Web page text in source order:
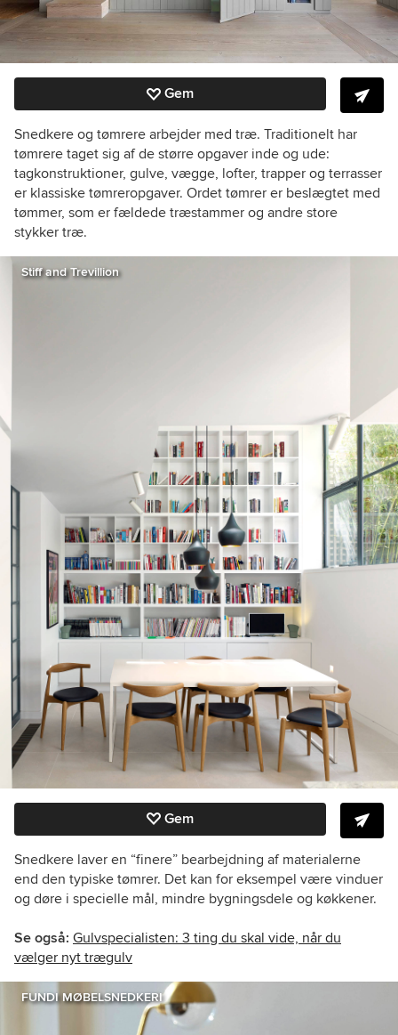
Gem
Snedkere og tømrere arbejder med træ. Traditionelt har
tømrere taget sig af de større opgaver inde og ude:
tagkonstruktioner, gulve, vægge, lofter, trapper og terrasser
er klassiske tømreropgaver. Ordet tømrer er beslægtet med
tømmer, som er fældede træstammer og andre store
stykker træ.
Stiff and Trevillion
Gem
Snedkere laver en “finere” bearbejdning af materialerne
end den typiske tømrer. Det kan for eksempel være vinduer
og døre i specielle mål, mindre bygningsdele og køkkener.
Se også: Gulvspecialisten: 3 ting du skal vide, når du
vælger nyt trægulv
FUNDI MØBELSNEDKERI